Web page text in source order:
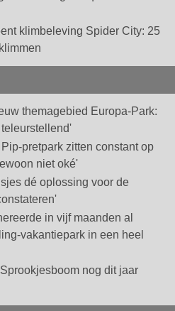
klimbeleving Spider City: 25
themagebied Europa-Park:
pretpark zitten constant op
niet oké'
dé oplossing voor de
in vijf maanden al
vakantiepark in een heel
nog dit jaar